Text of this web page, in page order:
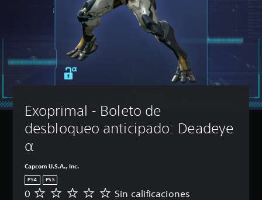
Exoprimal - Boleto de
desbloqueo anticipado: Deadeye
α
Capcom U.S.A., Inc.
PS4 PS5
S
0 Sin calificaciones